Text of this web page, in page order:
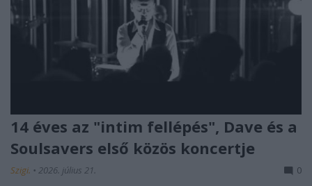
14 éves az "intim fellépés", Dave és a
Soulsavers első közös koncertje
Szigi. • 2026. július 21. 0